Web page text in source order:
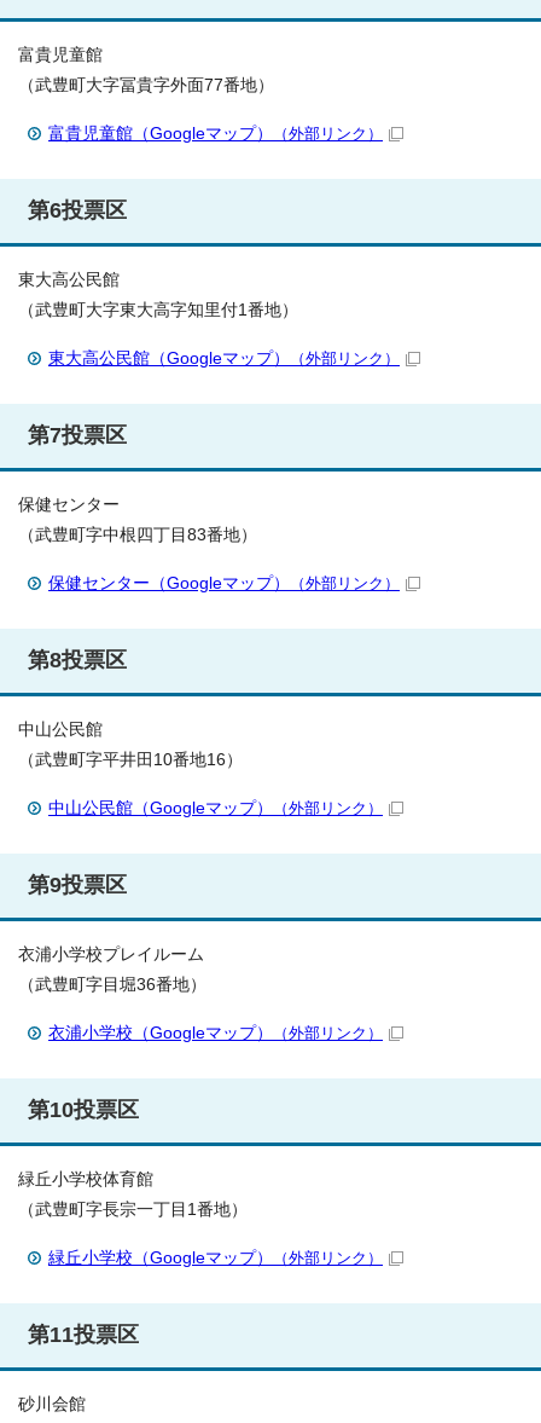
富貴児童館
（武豊町大字冨貴字外面77番地）
富貴児童館（Googleマップ） （外部リンク）
第6投票区
東大高公民館
（武豊町大字東大高字知里付1番地）
東大高公民館（Googleマップ） （外部リンク）
第7投票区
保健センター
（武豊町字中根四丁目83番地）
保健センター（Googleマップ） （外部リンク）
第8投票区
中山公民館
（武豊町字平井田10番地16）
中山公民館（Googleマップ） （外部リンク）
第9投票区
衣浦小学校プレイルーム
（武豊町字目堀36番地）
衣浦小学校（Googleマップ） （外部リンク）
第10投票区
緑丘小学校体育館
（武豊町字長宗一丁目1番地）
緑丘小学校（Googleマップ） （外部リンク）
第11投票区
砂川会館